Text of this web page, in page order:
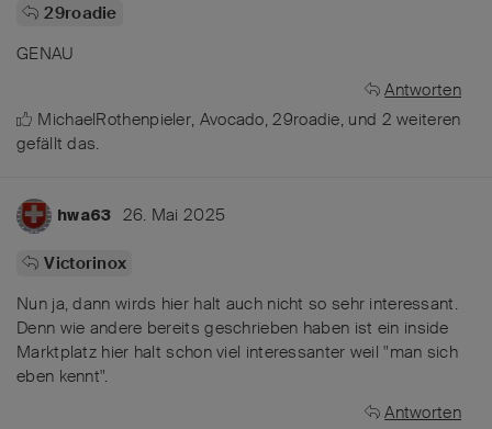
29roadie
GENAU
Antworten
MichaelRothenpieler, Avocado,29roadie, und 2 weiteren
gefällt das.
hwa63 26. Mai 2025
Victorinox
Nun ja, dann wirds hier halt auch nicht so sehr interessant.
Denn wie andere bereits geschrieben haben ist ein inside
Marktplatz hier halt schon viel interessanter weil "man sich
eben kennt".
Antworten